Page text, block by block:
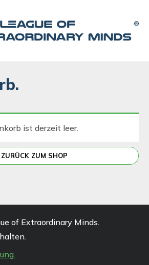
ist derzeit leer.
ZURÜCK ZUM SHOP
of Extraordinary Minds.